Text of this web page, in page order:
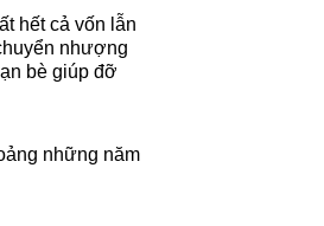
hết cả vốn lẫn
nhượng
bè giúp đỡ
những năm